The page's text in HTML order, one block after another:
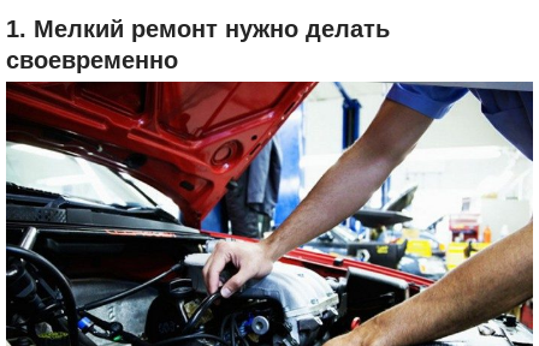
1. Мелкий ремонт нужно делать
своевременно